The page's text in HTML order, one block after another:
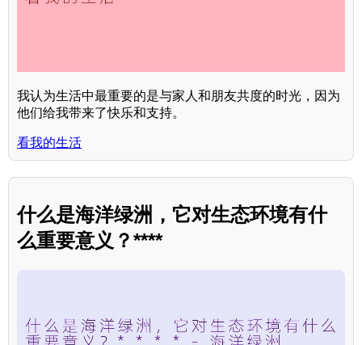
我认为生活中最重要的是与家人和朋友共度的时光，因为
他们给我带来了快乐和支持。
看我的生活
什么是海洋绿洲，它对生态环境有什
么重要意义？****